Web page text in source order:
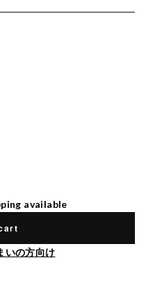
available
いの方向け